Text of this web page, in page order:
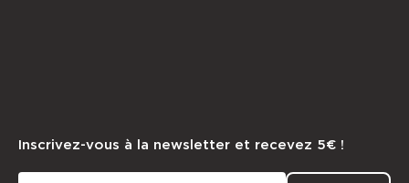
Inscrivez-vous à la newsletter et recevez 5€ !